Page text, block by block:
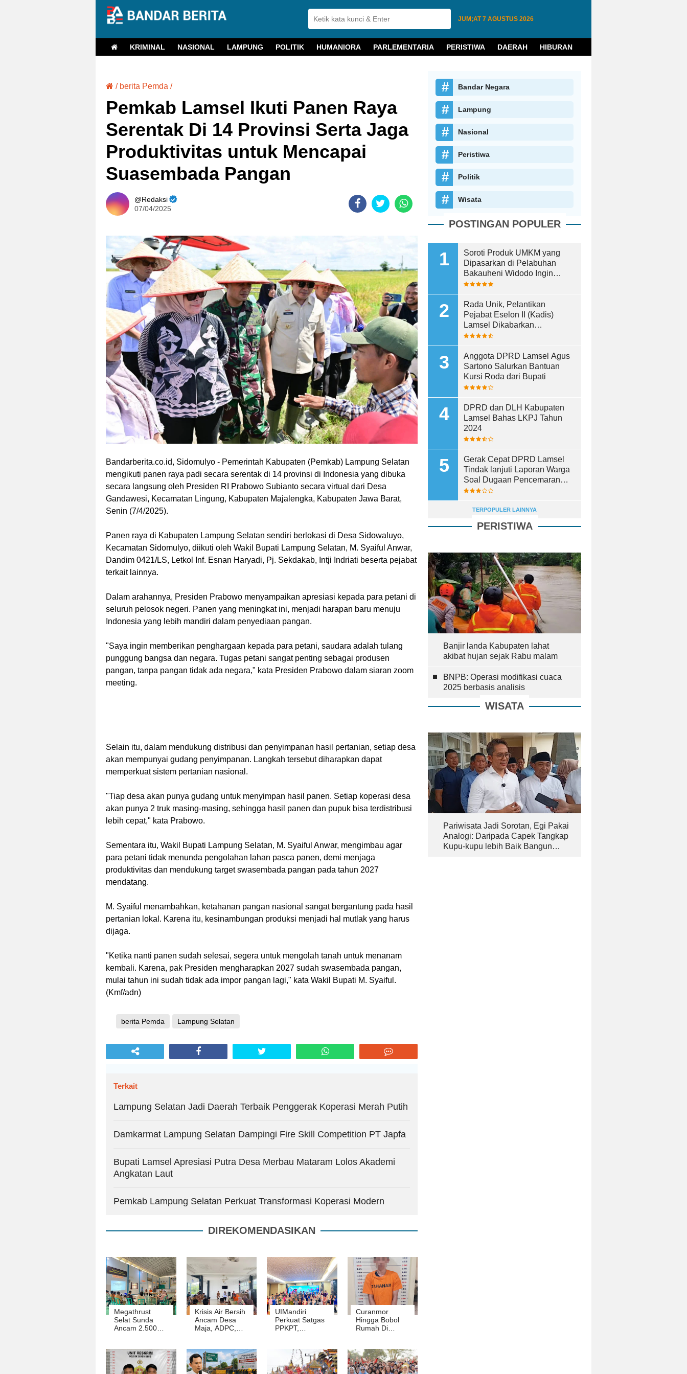
JUM;AT7 AGUSTUS 2026
KRIMINAL NASIONAL LAMPUNG POLITIK HUMANIORA PARLEMENTARIA PERISTIWA DAERAH HIBURAN
/ berita Pemda /
Pemkab Lamsel Ikuti Panen Raya
Serentak Di 14 Provinsi Serta Jaga
Produktivitas untuk Mencapai
Suasembada Pangan
Redaksi
07/04/2025
Bandarberita.co.id, Sidomulyo - Pemerintah Kabupaten (Pemkab) Lampung Selatan
mengikuti panen raya padi secara serentak di 14 provinsi di Indonesia yang dibuka
secara langsung oleh Presiden RI Prabowo Subianto secara virtual dari Desa
Gandawesi, Kecamatan Lingung, Kabupaten Majalengka, Kabupaten Jawa Barat,
Senin (7/4/2025).
Panen raya di Kabupaten Lampung Selatan sendiri berlokasi di Desa Sidowaluyo,
Kecamatan Sidomulyo, diikuti oleh Wakil Bupati Lampung Selatan, M. Syaiful Anwar,
Dandim 0421/LS, Letkol Inf. Esnan Haryadi, Pj. Sekdakab, Intji Indriati beserta pejabat
terkait lainnya.
Dalam arahannya, Presiden Prabowo menyampaikan apresiasi kepada para petani di
seluruh pelosok negeri. Panen yang meningkat ini, menjadi harapan baru menuju
Indonesia yang lebih mandiri dalam penyediaan pangan.
"Saya ingin memberikan penghargaan kepada para petani, saudara adalah tulang
punggung bangsa dan negara. Tugas petani sangat penting sebagai produsen
pangan, tanpa pangan tidak ada negara," kata Presiden Prabowo dalam siaran zoom
meeting.
Selain itu, dalam mendukung distribusi dan penyimpanan hasil pertanian, setiap desa
akan mempunyai gudang penyimpanan. Langkah tersebut diharapkan dapat
memperkuat sistem pertanian nasional.
"Tiap desa akan punya gudang untuk menyimpan hasil panen. Setiap koperasi desa
akan punya 2 truk masing-masing, sehingga hasil panen dan pupuk bisa terdistribusi
lebih cepat," kata Prabowo.
Sementara itu, Wakil Bupati Lampung Selatan, M. Syaiful Anwar, mengimbau agar
para petani tidak menunda pengolahan lahan pasca panen, demi menjaga
produktivitas dan mendukung target swasembada pangan pada tahun 2027
mendatang.
M. Syaiful menambahkan, ketahanan pangan nasional sangat bergantung pada hasil
pertanian lokal. Karena itu, kesinambungan produksi menjadi hal mutlak yang harus
dijaga.
"Ketika nanti panen sudah selesai, segera untuk mengolah tanah untuk menanam
kembali. Karena, pak Presiden mengharapkan 2027 sudah swasembada pangan,
mulai tahun ini sudah tidak ada impor pangan lagi," kata Wakil Bupati M. Syaiful.
(Kmf/adn)
berita Pemda Lampung Selatan
Terkait
Lampung Selatan Jadi Daerah Terbaik Penggerak Koperasi Merah Putih
Damkarmat Lampung Selatan Dampingi Fire Skill Competition PT Japfa
Bupati Lamsel Apresiasi Putra Desa Merbau Mataram Lolos Akademi
Angkatan Laut
Pemkab Lampung Selatan Perkuat Transformasi Koperasi Modern
DIREKOMENDASIKAN
Megathrust
Selat Sunda
Ancam 2.500
Program
Sekolah Aman
Bencana
Krisis Air Bersih
Ancam Desa
Maja, ADPC,
SPAB Bentuk
Tim Percepatan
UIMandiri
Perkuat Satgas
PPKPT,
Inklusif, dan
Bebas
Kekerasan
Curanmor
Hingga Bobol
Rumah Di
Polisi
Bandar Negara
Lampung
Nasional
Peristiwa
Politik
Wisata
POSTINGAN POPULER
Soroti Produk UMKM yang
Dipasarkan di Pelabuhan
Bakauheni Widodo Ingin
UMKM Lebih Maju
Rada Unik, Pelantikan
Pejabat Eselon II (Kadis)
Lamsel Dikabarkan
Berlangsung di Dermaga Bom
Anggota DPRD Lamsel Agus
Sartono Salurkan Bantuan
Kursi Roda dari Bupati
DPRD dan DLH Kabupaten
Lamsel Bahas LKPJ Tahun
2024
Gerak Cepat DPRD Lamsel
Tindak lanjuti Laporan Warga
Soal Dugaan Pencemaran
Lingkungan
TERPOPULER LAINNYA
PERISTIWA
Banjir landa Kabupaten lahat
akibat hujan sejak Rabu malam
BNPB: Operasi modifikasi cuaca
2025 berbasis analisis
WISATA
Pariwisata Jadi Sorotan, Egi Pakai
Analogi: Daripada Capek Tangkap
Kupu-kupu lebih Baik Bangun